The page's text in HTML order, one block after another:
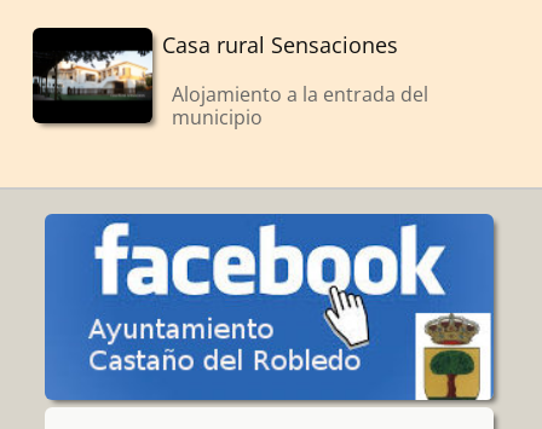
Casa rural Sensaciones
Alojamiento a la entrada del
municipio